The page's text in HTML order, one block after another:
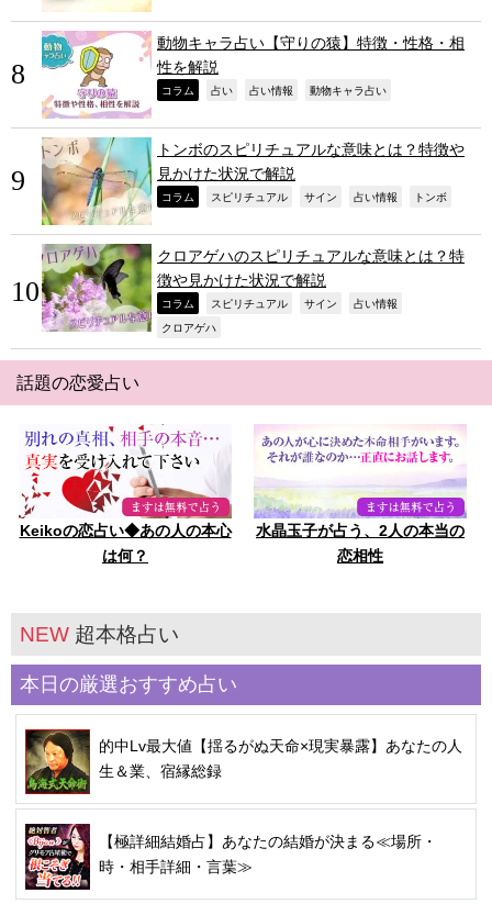
動物キャラ占い【守りの猿】特徴・性格・相
性を解説
コラム 占い 占い情報 動物キャラ占い
トンボのスピリチュアルな意味とは？特徴や
見かけた状況で解説
コラム スピリチュアル サイン 占い情報 トンボ
クロアゲハのスピリチュアルな意味とは？特
徴や見かけた状況で解説
コラム スピリチュアル サイン 占い情報
クロアゲハ
話題の恋愛占い
Keikoの恋占い◆あの人の本心
は何？
水晶玉子が占う、2人の本当の
恋相性
NEW 超本格占い
本日の厳選おすすめ占い
的中Lv最大値【揺るがぬ天命×現実暴露】あなたの人
生＆業、宿縁総録
【極詳細結婚占】あなたの結婚が決まる≪場所・
時・相手詳細・言葉≫